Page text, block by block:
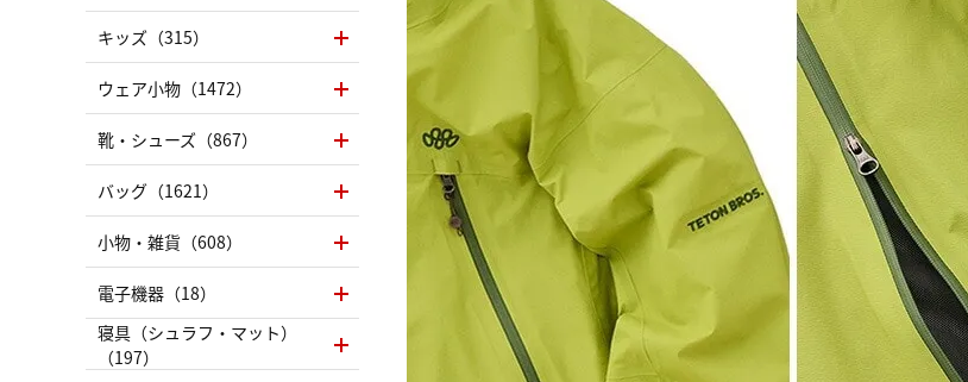
キッズ（315）
ウェア小物（1472）
靴・シューズ（867）
バッグ（1621）
小物・雑貨（608）
電子機器（18）
寝具（シュラフ・マット）
（197）